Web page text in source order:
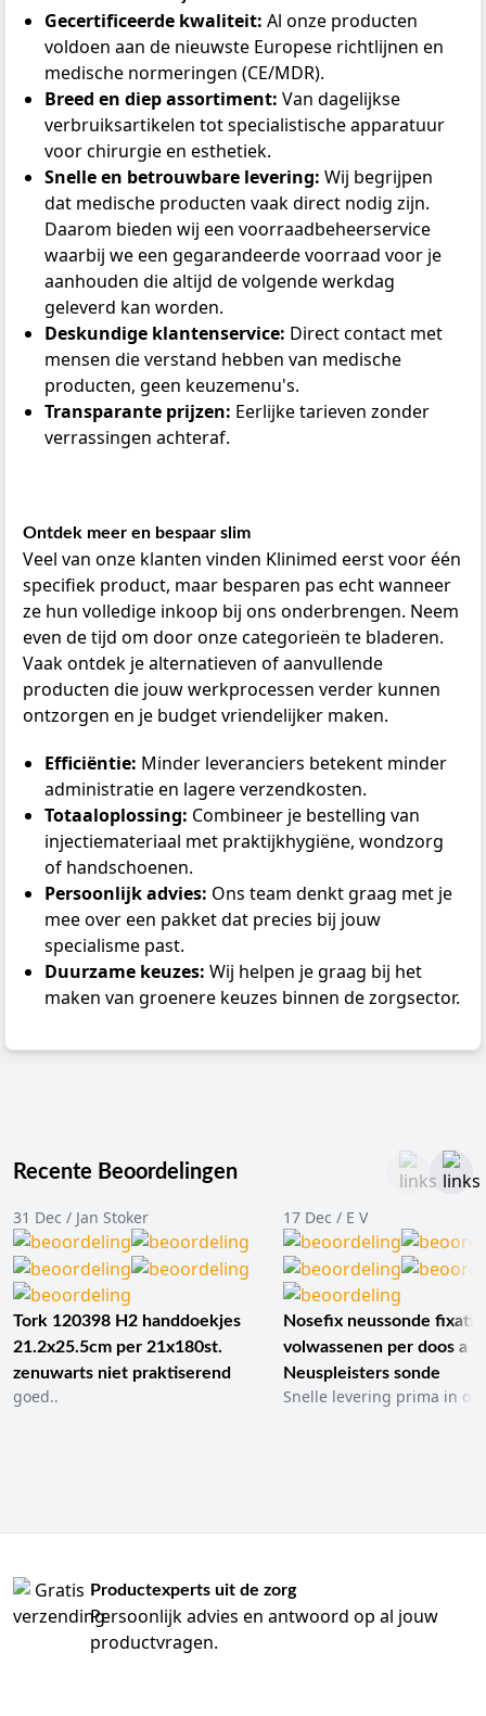
Gecertificeerde kwaliteit: Al onze producten
voldoen aan de nieuwste Europese richtlijnen en
medische normeringen (CE/MDR).
Breed en diep assortiment: Van dagelijkse
verbruiksartikelen tot specialistische apparatuur
voor chirurgie en esthetiek.
Snelle en betrouwbare levering: Wij begrijpen
dat medische producten vaak direct nodig zijn.
Daarom bieden wij een voorraadbeheerservice
waarbij we een gegarandeerde voorraad voor je
aanhouden die altijd de volgende werkdag
geleverd kan worden.
Deskundige klantenservice: Direct contact met
mensen die verstand hebben van medische
producten, geen keuzemenu's.
Transparante prijzen: Eerlijke tarieven zonder
verrassingen achteraf.
Ontdek meer en bespaar slim
Veel van onze klanten vinden Klinimed eerst voor één
specifiek product, maar besparen pas echt wanneer
ze hun volledige inkoop bij ons onderbrengen. Neem
even de tijd om door onze categorieën te bladeren.
Vaak ontdek je alternatieven of aanvullende
producten die jouw werkprocessen verder kunnen
ontzorgen en je budget vriendelijker maken.
Efficiëntie: Minder leveranciers betekent minder
administratie en lagere verzendkosten.
Totaaloplossing: Combineer je bestelling van
injectiemateriaal met praktijkhygiëne, wondzorg
of handschoenen.
Persoonlijk advies: Ons team denkt graag met je
mee over een pakket dat precies bij jouw
specialisme past.
Duurzame keuzes: Wij helpen je graag bij het
maken van groenere keuzes binnen de zorgsector.
Recente Beoordelingen
31 Dec / Jan Stoker
Tork 120398 H2 handdoekjes
21.2x25.5cm per 21x180st.
zenuwarts niet praktiserend
goed..
17 Dec / E V
Nosefix neussonde
volwassenen per doos a
Neuspleisters sonde
Snelle levering prima in
Productexperts uit de zorg
Persoonlijk advies en antwoord op al jouw
productvragen.